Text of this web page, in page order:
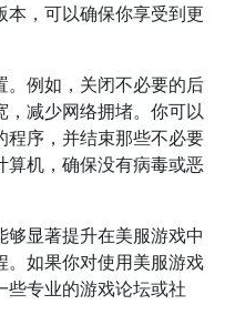
，可以确保你享受到更
。例如，关闭不必要的后
，减少网络拥堵。你可以
程序，并结束那些不必要
算机，确保没有病毒或恶
显著提升在美服游戏中
。如果你对使用美服游戏
些专业的游戏论坛或社